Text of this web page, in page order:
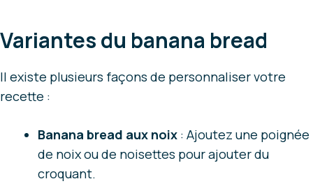
Variantes du banana bread
Il existe plusieurs façons de personnaliser votre
recette :
Banana bread aux noix : Ajoutez une poignée
de noix ou de noisettes pour ajouter du
croquant.